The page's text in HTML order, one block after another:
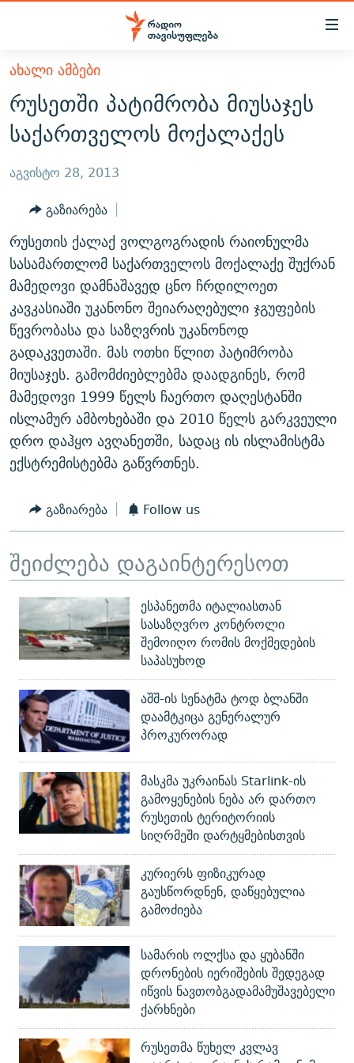
Accessibility
მთავარ
შინაარსზე
დაბრუნება
მთავარ
დაბრუნება
ძიებაზე
დაბრუნება
ᲐᲮᲐᲚᲘ ᲐᲛᲑᲔᲑᲘ
ᲗᲔᲛᲔᲑᲘ
ᲞᲝᲚᲘᲢᲘᲙᲐ
ᲔᲙᲝᲜᲝᲛᲘᲙᲐ
ᲡᲐᲖᲝᲒᲐᲓᲝᲔᲑᲐ
ᲡᲞᲝᲠᲢᲘ
ᲕᲘᲓᲔᲝ
ᲑᲚᲝᲒᲔᲑᲘ
ᲞᲝᲓᲙᲐᲡᲢᲔᲑᲘ
ᲜᲘᲙᲝᲡ ᲞᲝᲓᲙᲐᲡᲢᲘ
60 ᲓᲔᲪᲘᲑᲔᲚᲘ
ᲒᲐᲜᲙᲘᲗᲮᲕᲘᲡ ᲓᲦᲔ
ᲓᲘᲚᲘᲡ ᲡᲐᲣᲑᲠᲔᲑᲘ
ᲛᲝᲚᲐᲞᲐᲠᲐᲙᲔ ᲢᲔᲥᲡᲢᲔᲑᲘ
ᲨᲘᲜ - ᲣᲪᲮᲝᲔᲗᲨᲘ
ᲚᲘᲢᲔᲠᲐᲢᲣᲠᲣᲚᲘ ᲬᲐᲮᲜᲐᲒᲔᲑᲘ
ᲐᲛᲔᲠᲘᲙᲣᲚᲘ ᲛᲝᲗᲮᲠᲝᲑᲐ
ᲗᲐᲕᲘᲡᲣᲤᲚᲔᲑᲘᲡ ᲛᲝᲜᲘᲢᲝᲠᲘ
ᲤᲔᲜᲝᲕᲐᲜᲘ - 2.10
ᲗᲥᲕᲔᲜᲘ ᲞᲣᲑᲚᲘᲙᲐᲪᲘᲔᲑᲘ
ᲞᲠᲝᲔᲥᲢᲔᲑᲘ
ᲣᲙᲠᲐᲘᲜᲐᲨᲘ ᲓᲐᲦᲣᲞᲣᲚᲘ ᲥᲐᲠᲗᲕᲔᲚᲘ ᲛᲔᲑᲠᲫᲝᲚᲔᲑᲘ - 2022
ᲓᲐᲛᲝᲣᲙᲘᲓᲔᲑᲚᲝᲑᲘᲡ 100 ᲬᲔᲚᲘ
ᲩᲔᲛᲘ ᲡᲘᲙᲕᲓᲘᲚᲘᲡ ᲛᲘᲖᲔᲖᲘᲐ COVID-19
11 ᲬᲔᲚᲘ - 11 ᲐᲛᲑᲐᲕᲘ
ᲡᲐᲞᲐᲠᲚᲐᲛᲔᲜᲢᲝ ᲐᲠᲩᲔᲕᲜᲔᲑᲘᲡ ᲘᲡᲢᲝᲠᲘᲐ
ᲑᲐᲕᲨᲕᲔᲑᲘ ᲞᲠᲝᲡᲢᲘᲢᲣᲪᲘᲐᲨᲘ - ᲐᲛᲝᲣᲗᲥᲛᲔᲚᲘ ᲐᲛᲑᲐᲕᲘ
ᲐᲒᲕᲘᲡᲢᲝᲡ ᲝᲛᲘ
ЭХО КАВКАЗА
ᲒᲐᲛᲝᲘᲬᲔᲠᲔ
რთე/რთ-ის ყველა საიტი
ᲐᲮᲐᲚᲘ ᲐᲛᲑᲔᲑᲘ
რუსეთში პატიმრობა მიუსაჯეს
საქართველოს მოქალაქეს
აგვისტო 28, 2013
გაზიარება
რუსეთის ქალაქ ვოლგოგრადის რაიონულმა
სასამართლომ საქართველოს მოქალაქე შუქრან
მამედოვი დამნაშავედ ცნო ჩრდილოეთ
კავკასიაში უკანონო შეიარაღებული ჯგუფების
წევრობასა და საზღვრის უკანონოდ
გადაკვეთაში. მას ოთხი წლით პატიმრობა
მიუსაჯეს. გამომძიებლებმა დაადგინეს, რომ
მამედოვი 1999 წელს ჩაერთო დაღესტანში
ისლამურ ამბოხებაში და 2010 წელს გარკვეული
დრო დაჰყო ავღანეთში, სადაც ის ისლამისტმა
ექსტრემისტებმა გაწვრთნეს.
გაზიარება Follow us
შეიძლება დაგაინტერესოთ
ესპანეთმა იტალიასთან
სასაზღვრო კონტროლი
შემოიღო რომის მოქმედების
საპასუხოდ
აშშ-ის სენატმა ტოდ ბლანში
დაამტკიცა გენერალურ
პროკურორად
მასკმა უკრაინას Starlink-ის
გამოყენების ნება არ დართო
რუსეთის ტერიტორიის
სიღრმეში დარტყმებისთვის
კურიერს ფიზიკურად
გაუსწორდნენ, დაწყებულია
გამოძიება
სამარის ოლქსა და ყუბანში
დრონების იერიშების შედეგად
იწვის ნავთობგადამამუშავებელი
ქარხნები
რუსეთმა წუხელ კვლავ